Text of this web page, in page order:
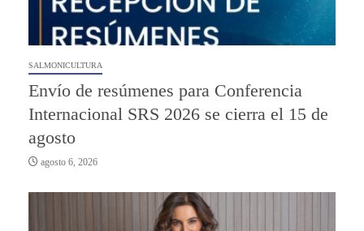
SALMONICULTURA
Envío de resúmenes para Conferencia
Internacional SRS 2026 se cierra el 15 de
agosto
agosto 6, 2026